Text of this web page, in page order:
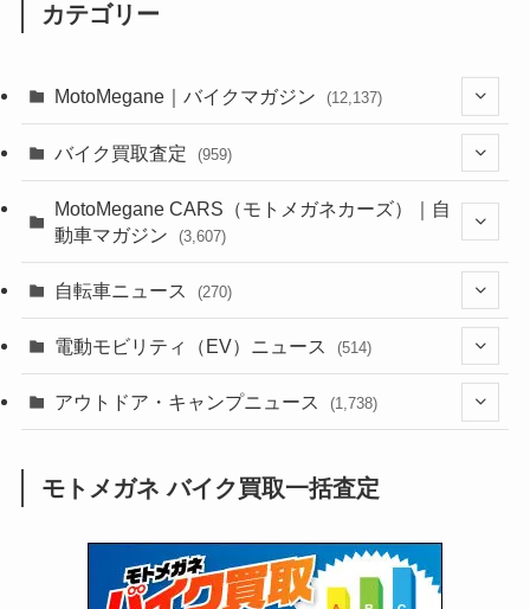
カテゴリー
MotoMegane｜バイクマガジン (12,137)
(44)
(639)
(118)
(60)
(31)
(51)
(252)
(38)
(24)
(16)
(249)
(64)
(16)
(306)
(6,957)
(2,473)
(249)
(1,226)
(12)(66)
(16)
(1,142)
(166)
バイク買取査定 (959)
(352)
MotoMegane CARS（モトメガネカーズ）｜自
動車マガジン
(3,607)
(186)
(137)
(74)
(2,744)
(126)
(170)
自転車ニュース (270)
(54)
(211)
電動モビリティ（EV）ニュース (514)
(132)
(171)
(118)
(27)
アウトドア・キャンプニュース (1,738)
(1,605)
モトメガネ バイク買取一括査定